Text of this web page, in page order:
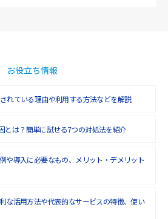
お役立ち情報
れている理由や利用する方法などを解説
とは？簡単に試せる7つの対処法を紹介
や導入に必要なもの、メリット・デメリット
な活用方法や代表的なサービスの特徴、使い